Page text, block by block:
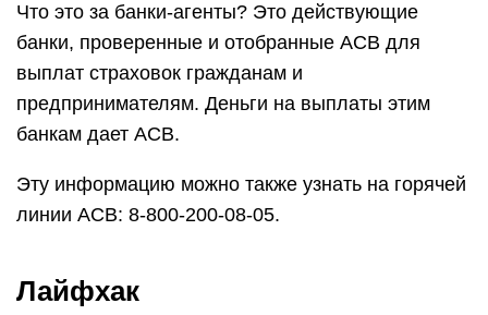
Что это за банки-агенты? Это действующие
банки, проверенные и отобранные АСВ для
выплат страховок гражданам и
предпринимателям. Деньги на выплаты этим
банкам дает АСВ.
Эту информацию можно также узнать на горячей
линии АСВ: 8-800-200-08-05.
Лайфхак